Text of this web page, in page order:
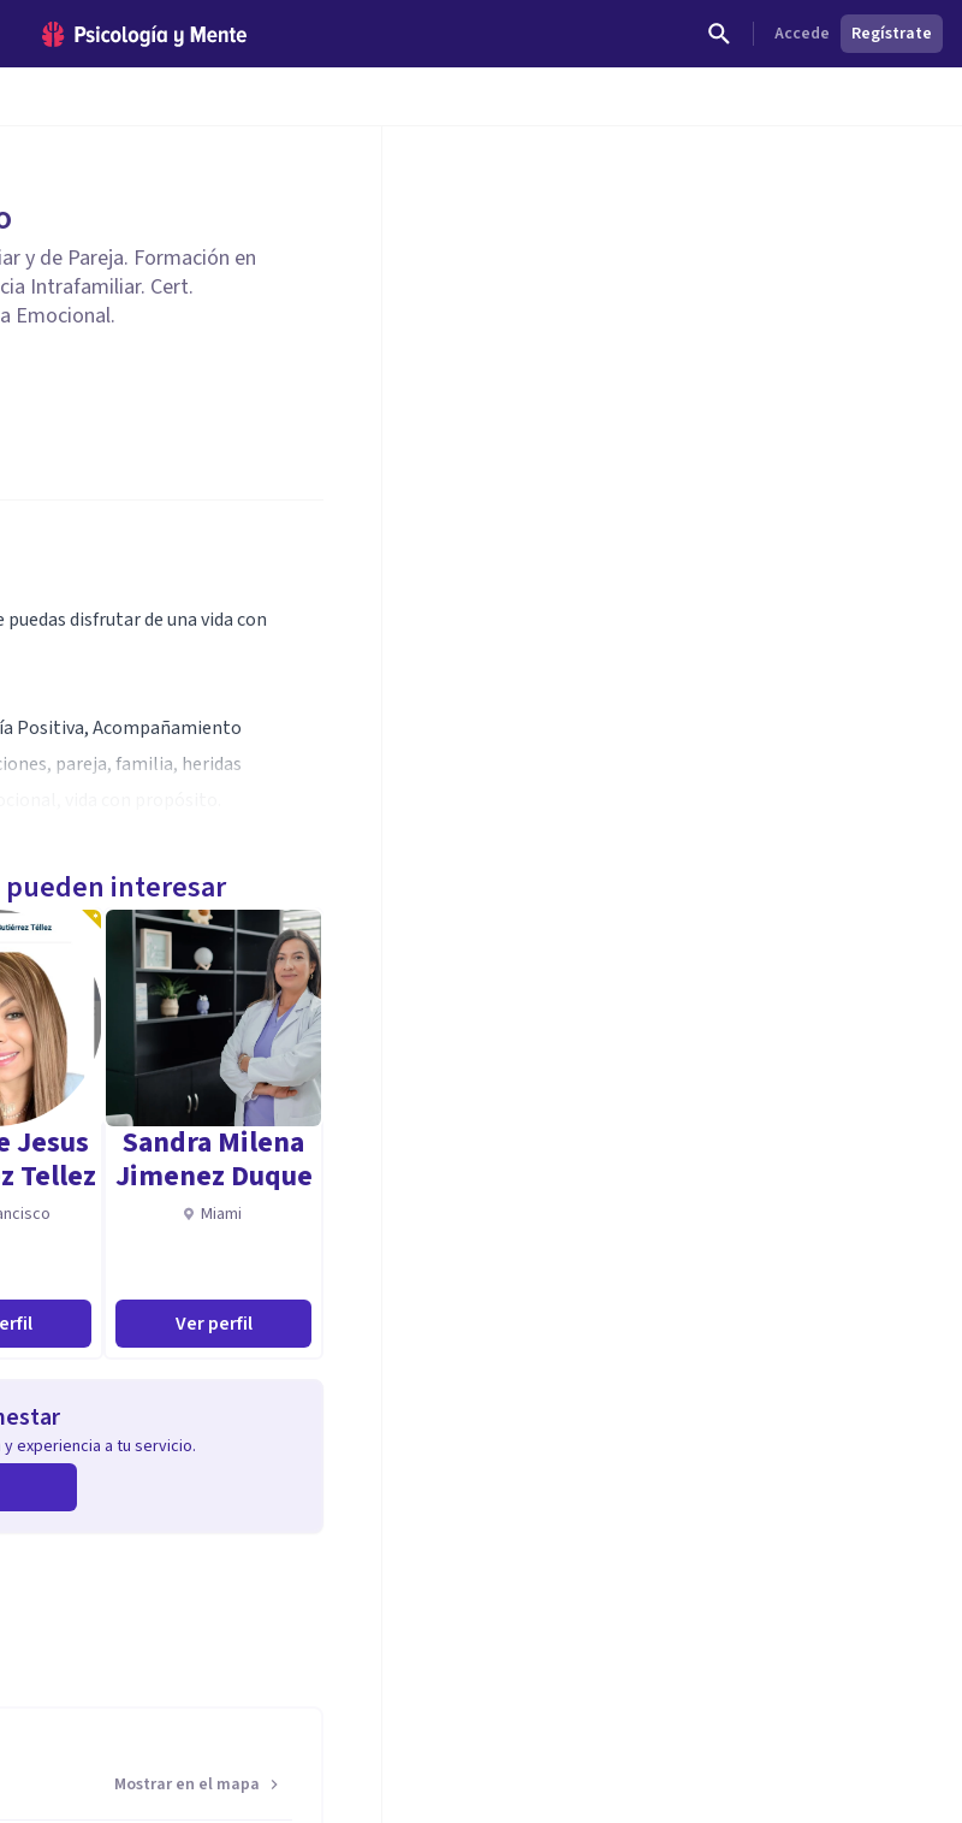
Accede Regístrate
y de Pareja. Formación en
Intrafamiliar. Cert.
Emocional.
disfrutar de una vida con
Positiva, Acompañamiento
pareja, familia, heridas
en Trauma y Violencia
interesar
Jesus
Tellez
Sandra Milena
Jimenez Duque
Miami
Ver perfil
experiencia a tu servicio.
Mostrar en el mapa